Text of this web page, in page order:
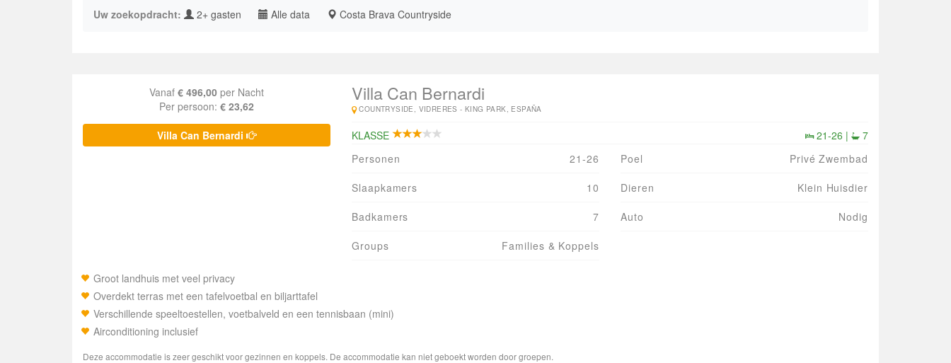
Uw zoekopdracht: 2+ gasten Alle data Costa Brava Countryside
Vanaf € 496,00 per Nacht
Per persoon: € 23,62
Villa Can Bernardi
Villa Can Bernardi
COUNTRYSIDE, VIDRERES - KING PARK, ESPAÑA
KLASSE 21-26 |
7
Personen
21-26
Slaapkamers 10
Badkamers 7
Groups Families & Koppels
Poel Privé Zwembad
Dieren Klein Huisdier
Auto Nodig
Groot landhuis met veel privacy
Overdekt terras met een tafelvoetbal en biljarttafel
Verschillende speeltoestellen, voetbalveld en een tennisbaan (mini)
Airconditioning inclusief
Deze accommodatie is zeer geschikt voor gezinnen en koppels. De accommodatie kan niet geboekt worden door groepen.